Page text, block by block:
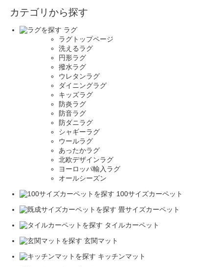
カテゴリから探す
ラグ
ラグトップページ
洗えるラグ
円形ラグ
撥水ラグ
ウレタンラグ
ダイニングラグ
キッズラグ
防炎ラグ
防音ラグ
防ダニラグ
シャギーラグ
ウールラグ
あったかラグ
北欧デザインラグ
ヨーロッパ輸入ラグ
オールシーズン
100サイズカーペット
畳サイズカーペット
タイルカーペット
玄関マット
キッチンマット